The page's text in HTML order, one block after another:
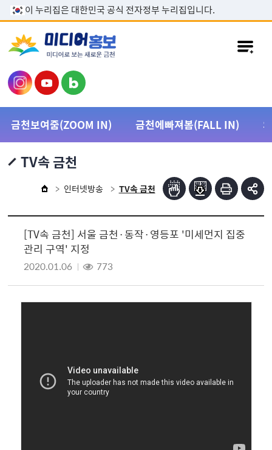
본문 바로가기
이 누리집은 대한민국 공식 전자정부 누리집입니다.
금천보여줌(ZOOM IN) 금천에빠져봄(FALL IN)
TV속 금천
인터넷방송 TV속 금천
[TV속 금천] 서울 금천·동작·영등포 '미세먼지 집중
관리 구역' 지정
2020.01.06 773